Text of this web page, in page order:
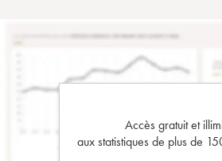
Accès gratuit et
aux statistiques de plus de